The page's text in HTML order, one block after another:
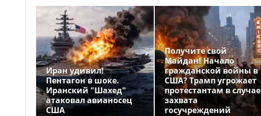
Иран удивил!
Пентагон в шоке.
Иранский "Шахед"
атаковал авианосец
США
Получите свой
Майдан! Начало
гражданской войны в
США? Трамп угрожает
протестантам в случае
захвата
госучреждений